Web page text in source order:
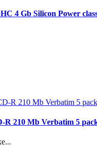
4 Gb Silicon Power
R 210 Mb Verbatim 5